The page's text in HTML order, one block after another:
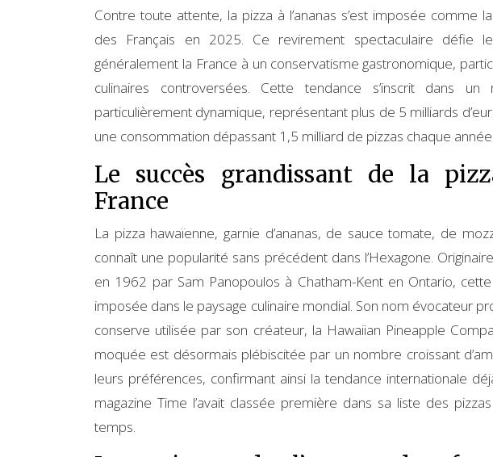
Contre toute attente, la pizza à l’ananas s’est imposée comme
des Français en 2025. Ce revirement spectaculaire défie
généralement la France à un conservatisme gastronomique,
culinaires controversées. Cette tendance s’inscrit dans
particulièrement dynamique, représentant plus de 5 milliards
une consommation dépassant 1,5 milliard de pizzas chaque année.
Le succès grandissant de la
France
La pizza hawaïenne, garnie d’ananas, de sauce tomate, de
connaît une popularité sans précédent dans l’Hexagone.
en 1962 par Sam Panopoulos à Chatham-Kent en Ontario,
imposée dans le paysage culinaire mondial. Son nom évocateur
conserve utilisée par son créateur, la Hawaiian Pineapple
moquée est désormais plébiscitée par un nombre croissant
leurs préférences, confirmant ainsi la tendance internationale
magazine Time l’avait classée première dans sa liste des
temps.